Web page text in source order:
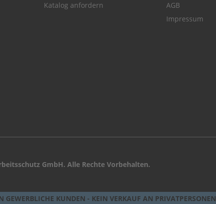
Katalog anfordern
AGB
Impressum
GmbH. Alle Rechte Vorbehalten.
GEWERBLICHE KUNDEN - KEIN VERKAUF AN PRIVATPERSONEN